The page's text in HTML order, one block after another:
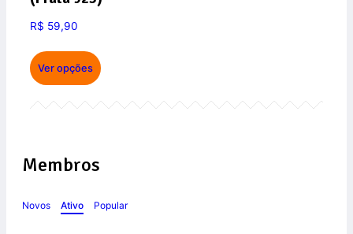
R$ 59,90
Ver opções
Membros
Novos Ativo Popular